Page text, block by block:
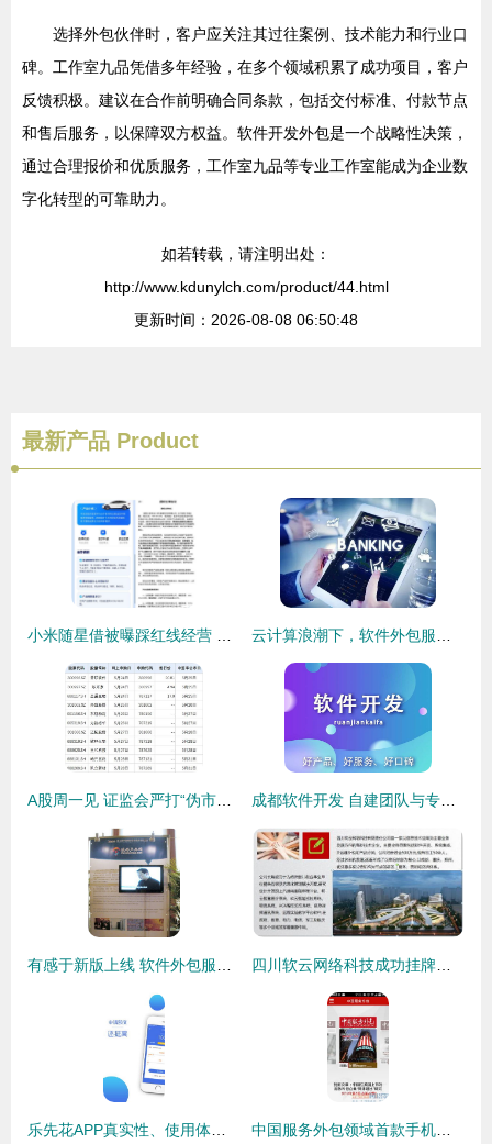
选择外包伙伴时，客户应关注其过往案例、技术能力和行业口
碑。工作室九品凭借多年经验，在多个领域积累了成功项目，客户
反馈积极。建议在合作前明确合同条款，包括交付标准、付款节点
和售后服务，以保障双方权益。软件开发外包是一个战略性决策，
通过合理报价和优质服务，工作室九品等专业工作室能成为企业数
字化转型的可靠助力。
如若转载，请注明出处：
http://www.kdunylch.com/product/44.html
更新时间：2026-08-08 06:50:48
最新产品 Product